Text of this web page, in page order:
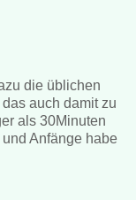
die üblichen
auch damit zu
als 30Minuten
Anfänge habe